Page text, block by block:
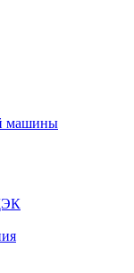
машины